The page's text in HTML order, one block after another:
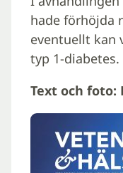
hade förhöjda
eventuellt kan
typ 1-diabetes.
Text och foto: